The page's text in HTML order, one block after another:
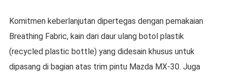
Komitmen keberlanjutan dipertegas dengan pemakaian
Breathing Fabric, kain dari daur ulang botol plastik
(recycled plastic bottle) yang didesain khusus untuk
dipasang di bagian atas trim pintu Mazda MX-30. Juga